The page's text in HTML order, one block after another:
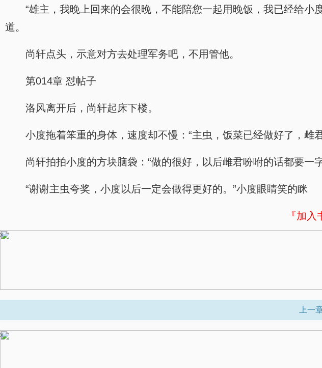
“雄主，我晚上回来的会很晚，不能陪您一起用晚饭，我已经给
道。
尚轩点头，示意对方去处理军务吧，不用管他。
第014章 怼帖子
洛风离开后，尚轩起床下楼。
小度拖着笨重的身体，速度却不慢：“主虫，饭菜已经做好了，雌
尚轩拍拍小度的方块脑袋：“做的很好，以后雌君吩咐的话都要一
“谢谢主虫夸奖，小度以后一定会做得更好的。”小度眼睛笑的眯
『加入
x
上一
x